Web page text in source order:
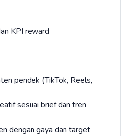
KPI reward
pendek (TikTok, Reels,
sesuai brief dan tren
dengan gaya dan target